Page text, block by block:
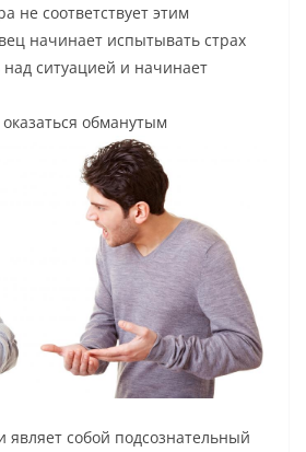
не соответствует этим
начинает испытывать страх
над ситуацией и начинает
оказаться обманутым
являет собой подсознательный